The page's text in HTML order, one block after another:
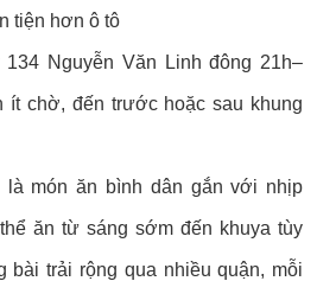
tiện hơn ô tô
Nguyễn Văn Linh đông 21h–
chờ, đến trước hoặc sau khung
món ăn bình dân gắn với nhịp
ăn từ sáng sớm đến khuya tùy
bài trải rộng qua nhiều quận, mỗi